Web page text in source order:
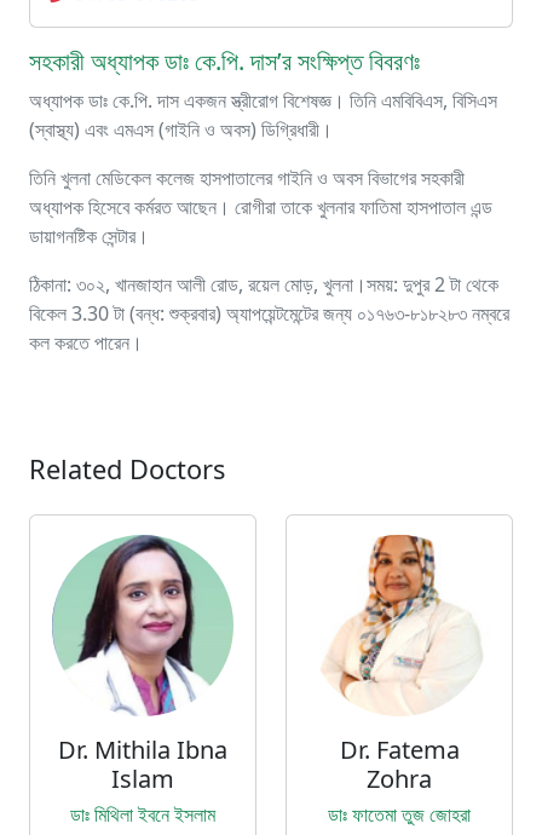
সহকারী অধ্যাপক ডাঃ কে.পি. দাস’র সংক্ষিপ্ত বিবরণঃ
অধ্যাপক ডাঃ কে.পি. দাস একজন স্ত্রীরোগ বিশেষজ্ঞ। তিনি এমবিবিএস, বিসিএস
(স্বাস্থ্য) এবং এমএস (গাইনি ও অবস) ডিগ্রিধারী।
তিনি খুলনা মেডিকেল কলেজ হাসপাতালের গাইনি ও অবস বিভাগের সহকারী
অধ্যাপক হিসেবে কর্মরত আছেন। রোগীরা তাকে খুলনার ফাতিমা হাসপাতাল এন্ড
ডায়াগনষ্টিক সেন্টার।
ঠিকানা: ৩০২, খানজাহান আলী রোড, রয়েল মোড়, খুলনা।সময়: দুপুর 2 টা থেকে
বিকেল 3.30 টা (বন্ধ: শুক্রবার) অ্যাপয়েন্টমেন্টের জন্য ০১৭৬৩-৮১৮২৮৩ নম্বরে
কল করতে পারেন।
Related Doctors
Dr. Mithila Ibna
Islam
ডাঃ মিথিলা ইবনে ইসলাম
Dr. Fatema
Zohra
ডাঃ ফাতেমা তুজ জোহরা